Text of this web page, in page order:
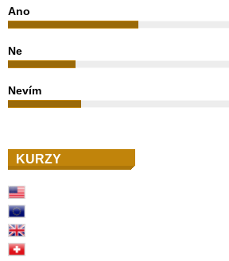
Ano
Ne
Nevím
KURZY